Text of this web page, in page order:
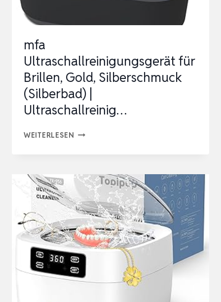
mfa
Ultraschallreinigungsgerät für
Brillen, Gold, Silberschmuck
(Silberbad) |
Ultraschallreinig…
WEITERLESEN MFA
BRILLEN,
GOLD,
SILBERSCHMUCK
(SILBERBAD)
|
ULTRASCHALLREINIG…